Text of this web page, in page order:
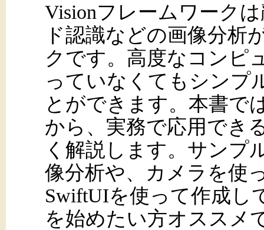
Visionフレームワーク
ド認識などの画像分析
クです。高度なコンピ
っていなくてもシンプ
とができます。本書で
から、実務で応用でき
く解説します。サンプ
像分析や、カメラを使
SwiftUIを使って作成し
を始めたい方オススメ